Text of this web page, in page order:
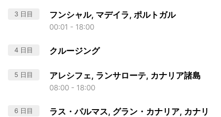
3 日目 フンシャル, マデイラ, ポルトガル
00:01 - 18:00
4 日目 クルージング
5 日目 アレシフェ, ランサローテ, カナリア諸島
08:00 - 18:00
6 日目
ラス・パルマス, グラン・カナリア, カナリ